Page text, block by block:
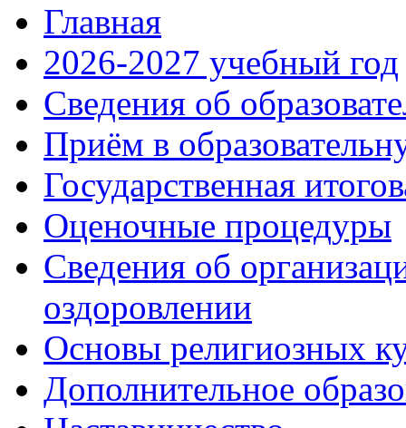
Главная
2026-2027 учебный год
Сведения об
Приём в
Государственная
Оценочные процедуры
Сведения об
оздоровлении
Основы религиозных
Дополнительное